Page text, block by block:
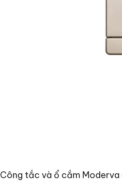
Công tắc và ổ cắm Moderva